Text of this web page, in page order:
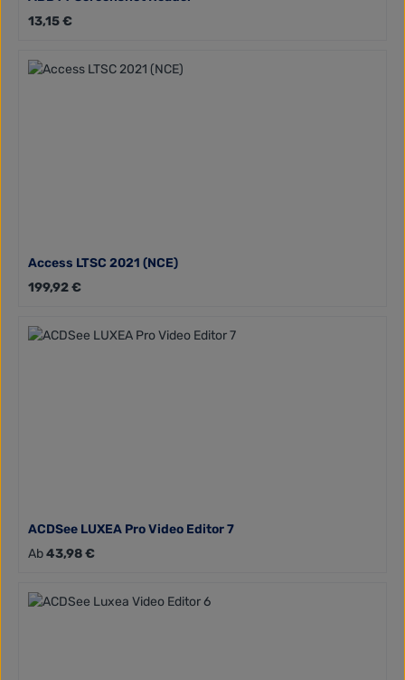
Regulärer Preis:
13,15 €
Access LTSC 2021 (NCE)
Regulärer Preis:
199,92 €
ACDSee LUXEA Pro Video Editor 7
Regulärer Preis:
Ab43,98 €